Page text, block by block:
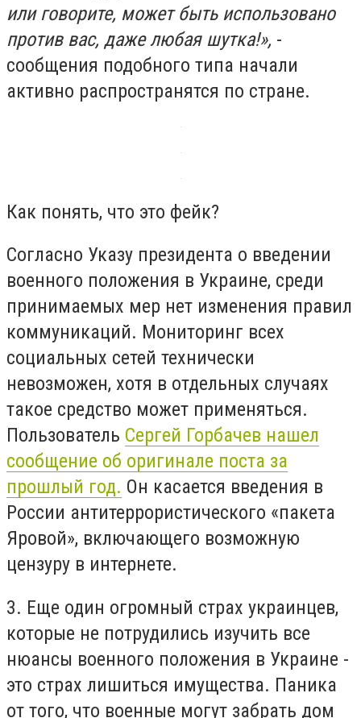
или говорите, может быть использовано
против вас, даже любая шутка!», -
сообщения подобного типа начали
активно распространятся по стране.
Как понять, что это фейк?
Согласно Указу президента о введении
военного положения в Украине, среди
принимаемых мер нет изменения правил
коммуникаций. Мониторинг всех
социальных сетей технически
невозможен, хотя в отдельных случаях
такое средство может применяться.
Пользователь Сергей Горбачев нашел
сообщение об оригинале поста за
прошлый год. Он касается введения в
России антитеррористического «пакета
Яровой», включающего возможную
цензуру в интернете.
3. Еще один огромный страх украинцев,
которые не потрудились изучить все
нюансы военного положения в Украине -
это страх лишиться имущества. Паника
от того, что военные могут забрать дом